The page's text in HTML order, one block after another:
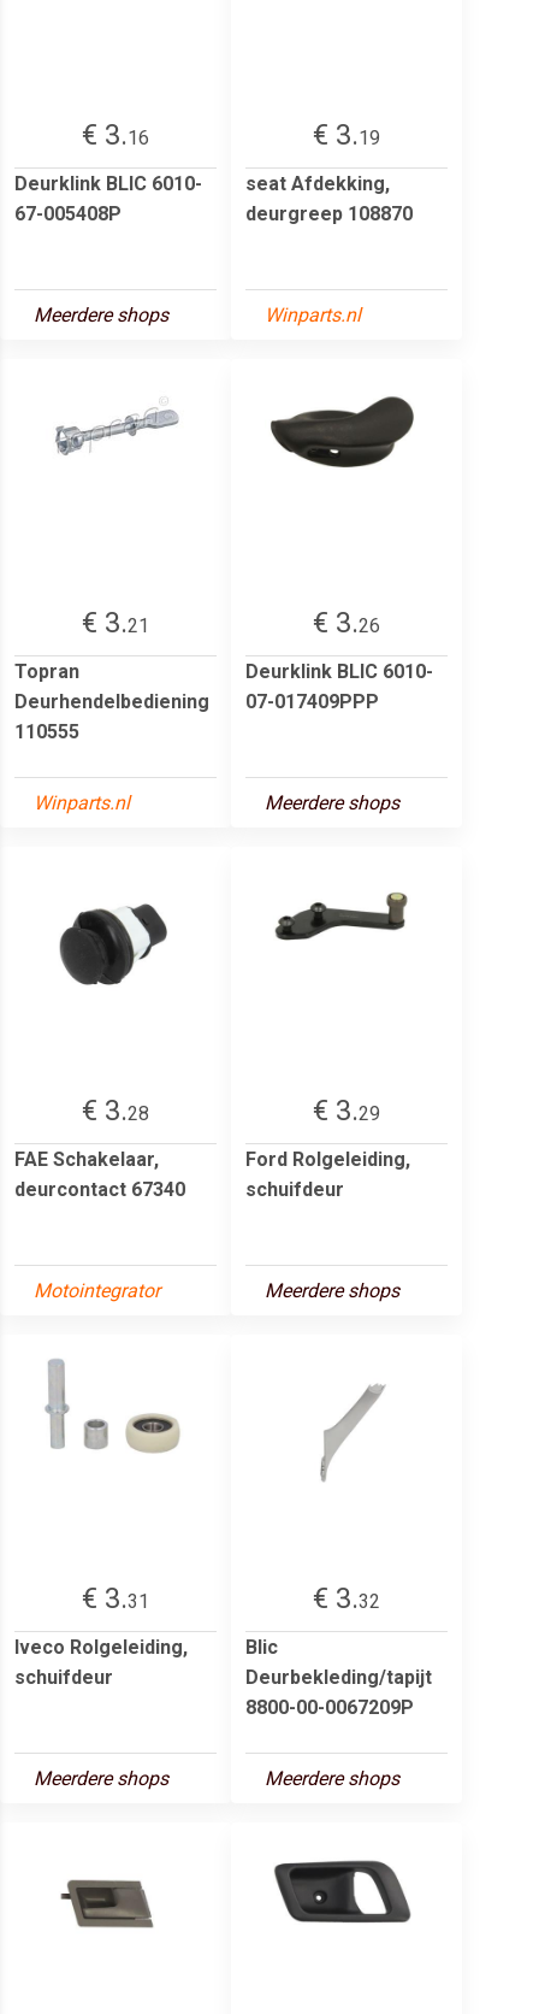
€ 3.16
Deurklink BLIC 6010-
67-005408P
Meerdere shops
€ 3.19
seat Afdekking,
deurgreep 108870
Winparts.nl
€ 3.21
Topran
Deurhendelbediening
110555
Winparts.nl
€ 3.26
Deurklink BLIC 6010-
07-017409PPP
Meerdere shops
€ 3.28
FAE Schakelaar,
deurcontact 67340
Motointegrator
€ 3.29
Ford Rolgeleiding,
schuifdeur
Meerdere shops
€ 3.31
Iveco Rolgeleiding,
schuifdeur
Meerdere shops
€ 3.32
Blic
Deurbekleding/tapijt
8800-00-0067209P
Meerdere shops